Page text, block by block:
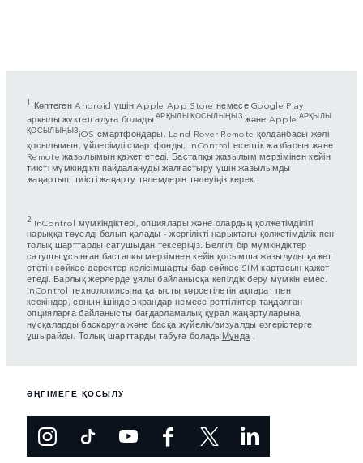
1 Көптеген Android үшін Apple App Store немесе Google Play
арқылы жүктеп алуға болады АРҚЫЛЫ ҚОСЫЛЫҢЫЗжәне Apple АРҚЫЛЫ
ҚОСЫЛЫҢЫЗiOS смартфондары. Land Rover Remote қолданбасы желі
қосылымын, үйлесімді смартфонды, InControl есептік жазбасын және
Remote жазылымын қажет етеді. Бастапқы жазылым мерзімінен кейін
тиісті мүмкіндікті пайдалануды жалғастыру үшін жазылымды
жаңартып, тиісті жаңарту төлемдерін төлеуіңіз керек.
2 InControl мүмкіндіктері, опциялары және олардың қолжетімділігі
нарыққа тәуелді болып қалады - жергілікті нарықтағы қолжетімділік пен
толық шарттарды сатушыдан тексеріңіз. Белгілі бір мүмкіндіктер
сатушы ұсынған бастапқы мерзімнен кейін қосымша жазылуды қажет
ететін сәйкес деректер келісімшарты бар сәйкес SIM картасын қажет
етеді. Барлық жерлерде ұялы байланысқа кепілдік беру мүмкін емес.
InControl технологиясына қатысты көрсетілетін ақпарат пен
кескіндер, соның ішінде экрандар немесе реттіліктер таңдалған
опцияларға байланысты бағдарламалық құрал жаңартуларына,
нұсқаларды басқаруға және басқа жүйелік/визуалды өзгерістерге
ұшырайды. Толық шарттарды табуға боладыМұнда .
ӘҢГІМЕГЕ ҚОСЫЛУ